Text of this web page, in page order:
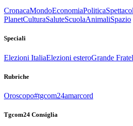
CronacaMondoEconomiaPolitica
PlanetCulturaSaluteScuolaAnimaliSpazio
Speciali
Elezioni ItaliaElezioni esteroGrande
Rubriche
Oroscopo#tgcom24amarcord
Tgcom24 Consiglia